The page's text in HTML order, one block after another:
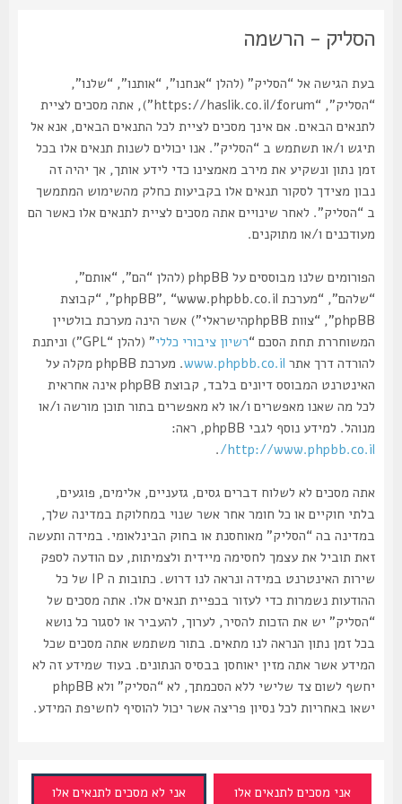
הסליק - הרשמה
בעת הגישה אל “הסליק” (להלן “אנחנו”, “אותנו”, “שלנו”,
“הסליק”, “https://haslik.co.il/forum”), אתה מסכים לציית
לתנאים הבאים. אם אינך מסכים לציית לכל התנאים הבאים, אנא אל
תיגש ו/או תשתמש ב “הסליק”. אנו יכולים לשנות תנאים אלו בכל
זמן נתון ונשקיע את מירב מאמצינו כדי לידע אותך, אך יהיה זה
נבון מצידך לסקור תנאים אלו בקביעות כחלק מהשימוש המתמשך
ב “הסליק”. לאחר שינויים אתה מסכים לציית לתנאים אלו כאשר הם
מעודכנים ו/או מתוקנים.
הפורומים שלנו מבוססים על phpBB (להלן “הם”, “אותם”,
“שלהם”, “מערכת phpBB”, “www.phpbb.co.il”, “קבוצת
phpBB”, “צוות phpBBהישראלי”) אשר הינה מערכת בולטיין
המשוחררת תחת הסכם “רשיון ציבורי כללי
” (להלן “GPL”) וניתנת
להורדה דרך אתר www.phpbb.co.il
. מערכת phpBB מקלה על
האינטרנט המבוסס דיונים בלבד, קבוצת phpBB אינה אחראית
לכל מה שאנו מאפשרים ו/או לא מאפשרים בתור תוכן מורשה ו/או
מנוהל. למידע נוסף לגבי phpBB, ראה:
http://www.phpbb.co.il/
.
אתה מסכים לא לשלוח דברים גסים, גזעניים, אלימים, פוגעים,
בלתי חוקיים או כל חומר אחר אשר שנוי במחלוקת במדינה שלך,
במדינה בה “הסליק” מאוחסנת או בחוק הבינלאומי. במידה ותעשה
זאת תוביל את עצמך לחסימה מיידית ולצמיתות, עם הודעה לספק
שירות האינטרנט במידה ונראה לנו דרוש. כתובות ה IP של כל
ההודעות נשמרות כדי לעזור בכפיית תנאים אלו. אתה מסכים של
“הסליק” יש את הזכות להסיר, לערוך, להעביר או לסגור כל נושא
בכל זמן נתון הנראה לנו מתאים. בתור משתמש אתה מסכים שכל
המידע אשר אתה מזין יאוחסן בבסיס הנתונים. בעוד שמידע זה לא
יחשף לשום צד שלישי ללא הסכמתך, לא “הסליק” ולא phpBB
ישאו באחריות לכל נסיון פריצה אשר יכול להוסיף לחשיפת המידע.